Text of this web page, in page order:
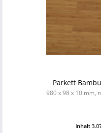
Parkett
980 x 98 x 10 mm,
Inhalt